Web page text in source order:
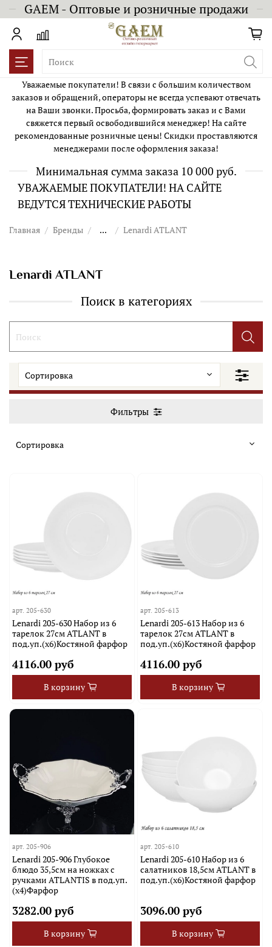
GAEM - Оптовые и розничные продажи
Уважаемые покупатели! В связи с большим количеством
заказов и обращений, операторы не всегда успевают отвечать
на Ваши звонки. Просьба, формировать заказ и с Вами
свяжется первый освободившийся менеджер! На сайте
рекомендованные розничные цены! Скидки проставляются
менеджерами после оформления заказа!
Минимальная сумма заказа 10 000 руб.
УВАЖАЕМЫЕ ПОКУПАТЕЛИ! НА САЙТЕ
ВЕДУТСЯ ТЕХНИЧЕСКИЕ РАБОТЫ
Главная Бренды ... Lenardi ATLANT
Lenardi ATLANT
Поиск в категориях
Фильтры
арт.205-630
Lenardi 205-630 Набор из 6
тарелок 27см ATLANT в
под.уп.(х6)Костяной фарфор
4116.00 руб
В корзину
арт. 205-613
Lenardi 205-613 Набор из 6
тарелок 27см ATLANT в
под.уп.(х6)Костяной фарфор
4116.00 руб
В корзину
арт. 205-906
Lenardi 205-906 Глубокое
блюдо 35,5см на ножках с
ручками ATLANTIS в под.уп.
(х4)Фарфор
3282.00 руб
В корзину
арт. 205-610
Lenardi 205-610 Набор из 6
салатников 18,5см ATLANT в
под.уп.(х6)Костяной фарфор
3096.00 руб
В корзину